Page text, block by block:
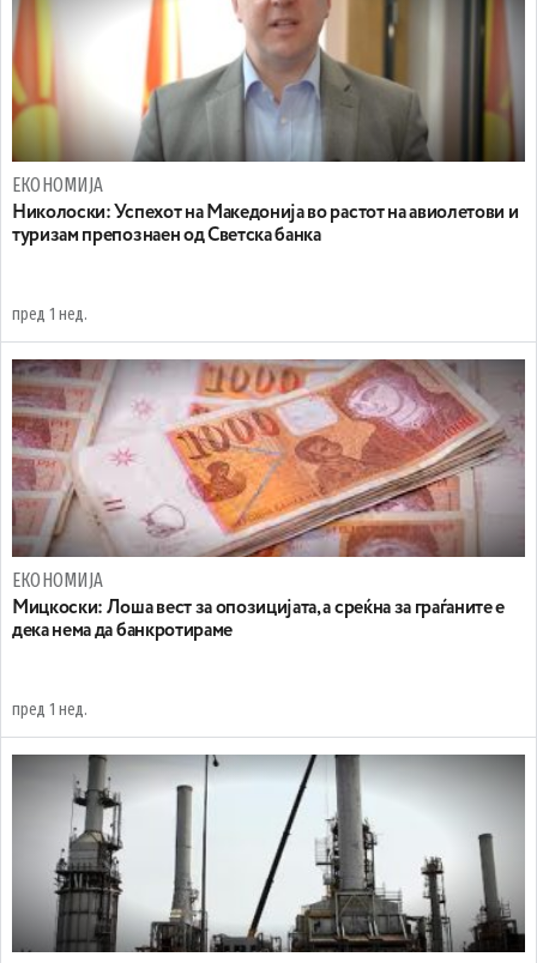
ЕКОНОМИЈА
Николоски: Успехот на Македонија во растот на авиолетови и
туризам препознаен од Светска банка
пред 1 нед.
ЕКОНОМИЈА
Мицкоски: Лоша вест за опозицијата, а среќна за граѓаните е
дека нема да банкротираме
пред 1 нед.